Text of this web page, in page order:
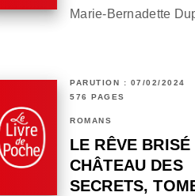
Marie-Bernadette
PARUTION : 07/02/2024
576 PAGES
ROMANS
LE RÊVE BRISÉ
CHÂTEAU DES
SECRETS,